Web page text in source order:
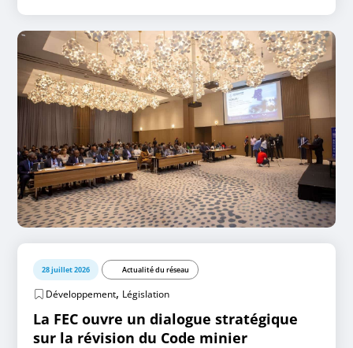
28 juillet 2026 Actualité du réseau
Développement, Législation
La FEC ouvre un dialogue stratégique
sur la révision du Code minier